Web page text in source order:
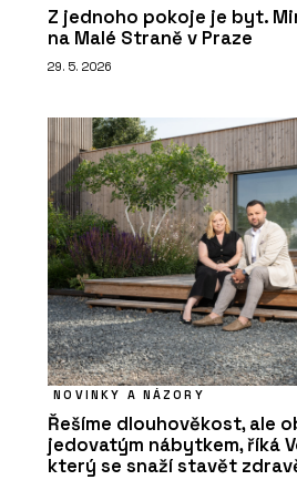
Z jednoho pokoje je byt.
na Malé Straně v Praze
29. 5. 2026
NOVINKY A NÁZORY
Řešíme dlouhověkost, ale
jedovatým nábytkem, říká
který se snaží stavět